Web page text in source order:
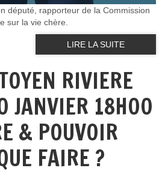
député, rapporteur de la Commission
sur la vie chère.
LIRE LA SUITE
RIVIERE
JANVIER 18H00
& POUVOIR
FAIRE ?